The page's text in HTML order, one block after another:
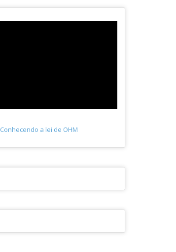
Conhecendo a lei de OHM